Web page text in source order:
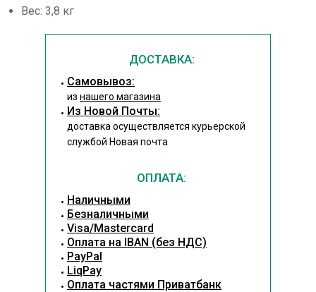
Вес: 3,8 кг
ДОСТАВКА:
Cамовывоз:
из нашего магазина
Из Новой Почты:
доставка осуществляется курьерской
службой Новая почта
ОПЛАТА:
Наличными
Безналичными
Visa/Mastercard
Оплата на IBAN (без НДС)
PayPal
LiqPay
Оплата частями Приватбанк